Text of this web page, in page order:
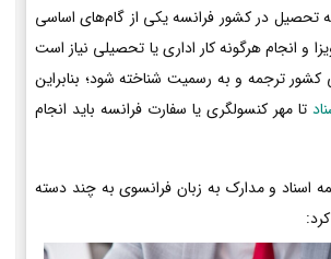
تحصیل در کشور فرانسه یکی از گام‌های اساسی
و انجام هرگونه کار اداری یا تحصیلی نیاز است
ترجمه و به رسمیت شناخته شود؛ بنابراین
تا مهر کنسولگری یا سفارت فرانسه باید انجام
اسناد و مدارک به زبان فرانسوی به چند دسته